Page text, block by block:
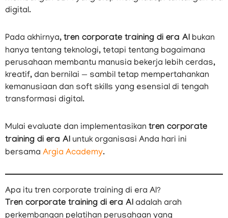
digital.
Pada akhirnya, tren corporate training di era AI bukan
hanya tentang teknologi, tetapi tentang bagaimana
perusahaan membantu manusia bekerja lebih cerdas,
kreatif, dan bernilai — sambil tetap mempertahankan
kemanusiaan dan soft skills yang esensial di tengah
transformasi digital.
Mulai evaluate dan implementasikan tren corporate
training di era AI untuk organisasi Anda hari ini
bersama Argia Academy.
Apa itu tren corporate training di era AI?
Tren corporate training di era AI adalah arah
perkembangan pelatihan perusahaan yang